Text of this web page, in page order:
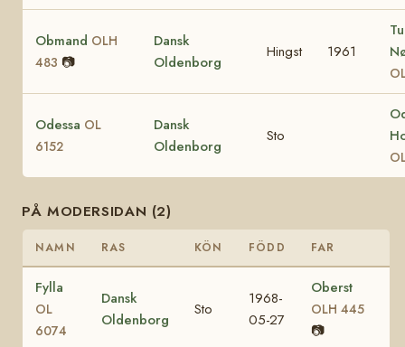
Obmand OLH
483 📷
Dansk
Oldenborg
Hingst 1961
Odessa OL
6152
Dansk
Oldenborg
Sto
PÅ MODERSIDAN (2)
NAMN RAS KÖN FÖDD FAR
Fylla
OL
6074
Dansk
Oldenborg
Sto
1968-
05-27
Oberst
OLH 445
📷